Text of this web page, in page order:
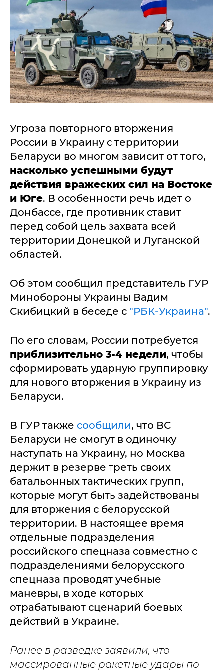
Угроза повторного вторжения
России в Украину с территории
Беларуси во многом зависит от того,
насколько успешными будут
действия вражеских сил на Востоке
и Юге. В особенности речь идет о
Донбассе, где противник ставит
перед собой цель захвата всей
территории Донецкой и Луганской
областей.
Об этом сообщил представитель ГУР
Минобороны Украины Вадим
Скибицкий в беседе с "РБК-Украина".
По его словам, России потребуется
приблизительно 3-4 недели, чтобы
сформировать ударную группировку
для нового вторжения в Украину из
Беларуси.
В ГУР также сообщили, что ВС
Беларуси не смогут в одиночку
наступать на Украину, но Москва
держит в резерве треть своих
батальонных тактических групп,
которые могут быть задействованы
для вторжения с белорусской
территории. В настоящее время
отдельные подразделения
российского спецназа совместно с
подразделениями белорусского
спецназа проводят учебные
маневры, в ходе которых
отрабатывают сценарий боевых
действий в Украине.
Ранее в разведке заявили, что
массированные ракетные удары по